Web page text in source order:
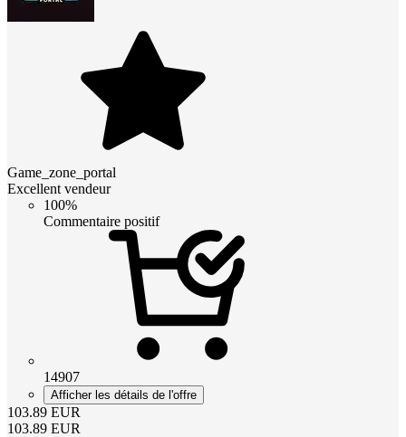
Game_zone_portal
Excellent vendeur
100%
Commentaire positif
14907
Afficher les détails de l'offre
103.89 EUR
103.89 EUR